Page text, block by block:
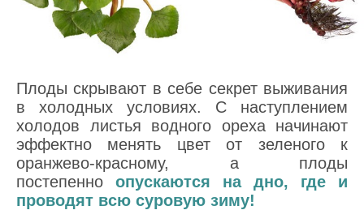
Плоды скрывают в себе секрет выживания
в холодных условиях. С наступлением
холодов листья водного ореха начинают
эффектно менять цвет от зеленого к
оранжево-красному, а плоды
постепенно опускаются на дно, где и
проводят всю суровую зиму!